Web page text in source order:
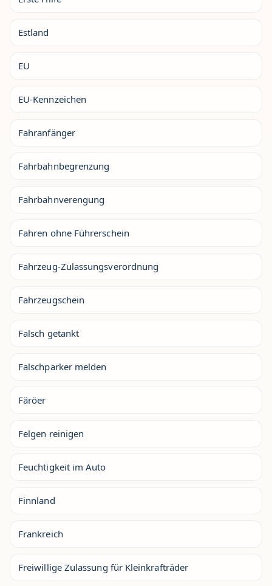
Estland
EU
EU-Kennzeichen
Fahranfänger
Fahrbahnbegrenzung
Fahrbahnverengung
Fahren ohne Führerschein
Fahrzeug-Zulassungsverordnung
Fahrzeugschein
Falsch getankt
Falschparker melden
Färöer
Felgen reinigen
Feuchtigkeit im Auto
Finnland
Frankreich
Freiwillige Zulassung für Kleinkrafträder